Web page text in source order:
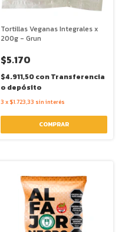
Tortillas Veganas Integrales x
200g - Grun
$5.170
$4.911,50conTransferencia
o depósito
3 x $1.723,33 sin interés